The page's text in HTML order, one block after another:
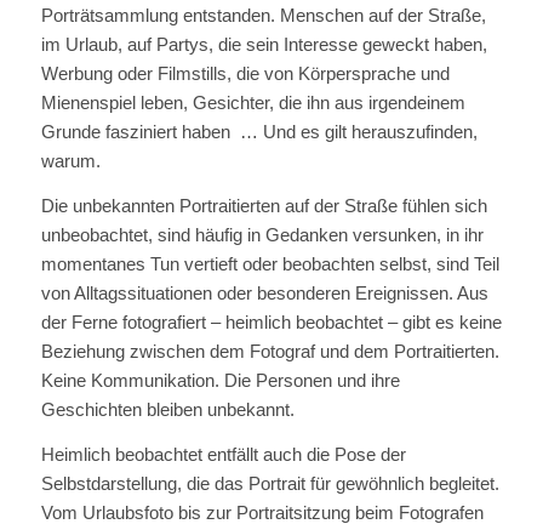
Porträtsammlung entstanden. Menschen auf der Straße,
im Urlaub, auf Partys, die sein Interesse geweckt haben,
Werbung oder Filmstills, die von Körpersprache und
Mienenspiel leben, Gesichter, die ihn aus irgendeinem
Grunde fasziniert haben … Und es gilt herauszufinden,
warum.
Die unbekannten Portraitierten auf der Straße fühlen sich
unbeobachtet, sind häufig in Gedanken versunken, in ihr
momentanes Tun vertieft oder beobachten selbst, sind Teil
von Alltagssituationen oder besonderen Ereignissen. Aus
der Ferne fotografiert – heimlich beobachtet – gibt es keine
Beziehung zwischen dem Fotograf und dem Portraitierten.
Keine Kommunikation. Die Personen und ihre
Geschichten bleiben unbekannt.
Heimlich beobachtet entfällt auch die Pose der
Selbstdarstellung, die das Portrait für gewöhnlich begleitet.
Vom Urlaubsfoto bis zur Portraitsitzung beim Fotografen